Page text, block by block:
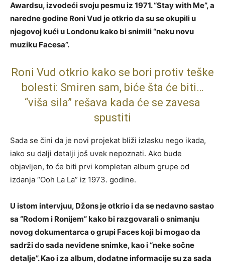
Awardsu, izvodeći svoju pesmu iz 1971. “Stay with Me”, a
naredne godine Roni Vud je otkrio da su se okupili u
njegovoj kući u Londonu kako bi snimili “neku novu
muziku Facesa”.
Roni Vud otkrio kako se bori protiv teške
bolesti: Smiren sam, biće šta će biti…
“viša sila” rešava kada će se zavesa
spustiti
Sada se čini da je novi projekat bliži izlasku nego ikada,
iako su dalji detalji još uvek nepoznati. Ako bude
objavljen, to će biti prvi kompletan album grupe od
izdanja “Ooh La La” iz 1973. godine.
U istom intervjuu, Džons je otkrio i da se nedavno sastao
sa “Rodom i Ronijem” kako bi razgovarali o snimanju
novog dokumentarca o grupi Faces koji bi mogao da
sadrži do sada neviđene snimke, kao i “neke sočne
detalje”. Kao i za album, dodatne informacije su za sada